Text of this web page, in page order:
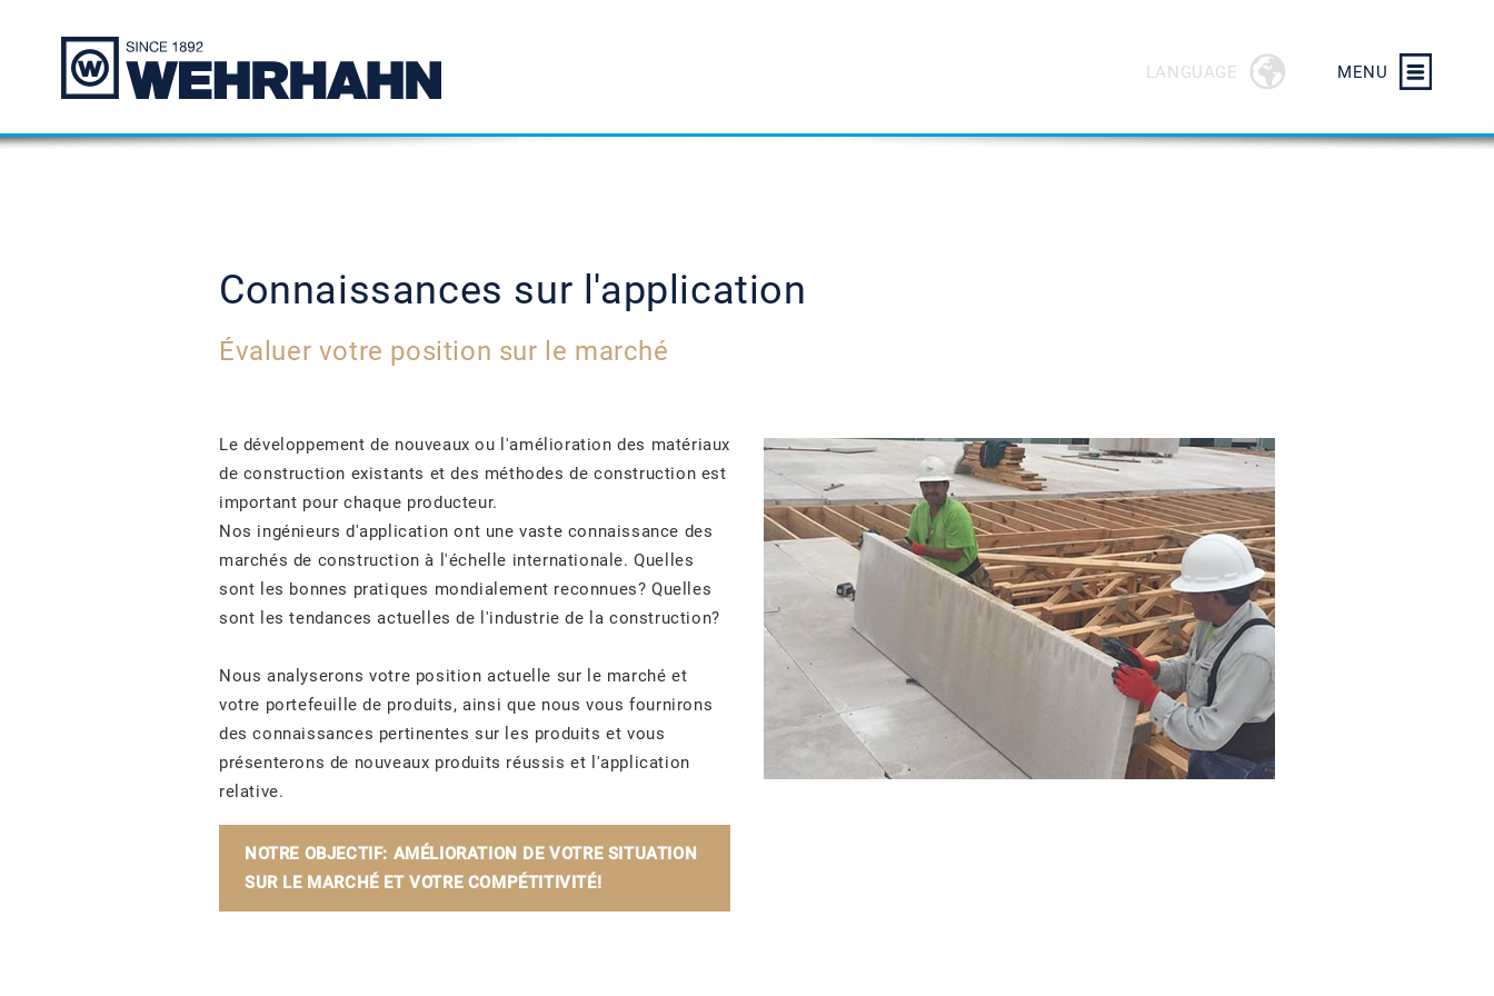
MENU
LANGUAGE
Connaissances sur l'application
Évaluer votre position sur le marché
Le développement de nouveaux ou l'amélioration des matériaux
de construction existants et des méthodes de construction est
important pour chaque producteur.
Nos ingénieurs d'application ont une vaste connaissance des
marchés de construction à l'échelle internationale. Quelles
sont les bonnes pratiques mondialement reconnues? Quelles
sont les tendances actuelles de l'industrie de la construction?
Nous analyserons votre position actuelle sur le marché et
votre portefeuille de produits, ainsi que nous vous fournirons
des connaissances pertinentes sur les produits et vous
présenterons de nouveaux produits réussis et l'application
relative.
NOTRE OBJECTIF: AMÉLIORATION DE VOTRE SITUATION
SUR LE MARCHÉ ET VOTRE COMPÉTITIVITÉ!